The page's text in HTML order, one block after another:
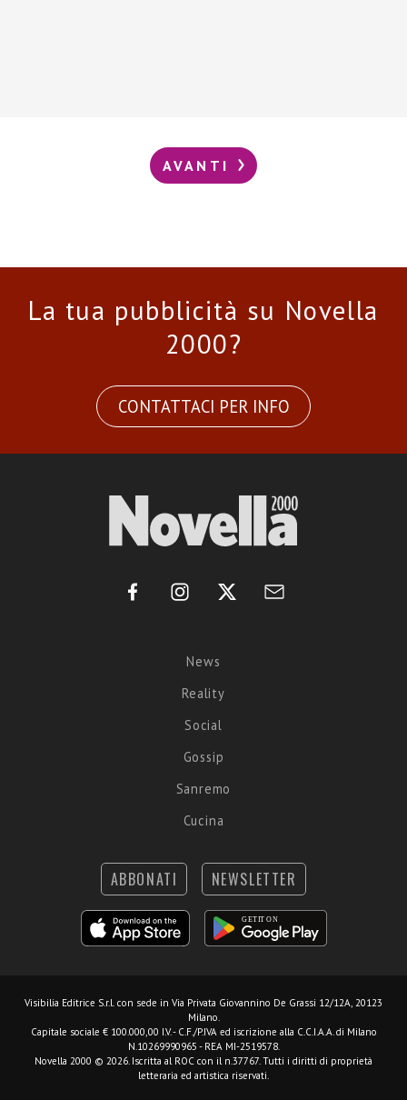
AVANTI
La tua pubblicità su Novella
2000?
CONTATTACI PER INFO
News
Reality
Social
Gossip
Sanremo
Cucina
ABBONATI NEWSLETTER
Visibilia Editrice S.r.l. con sede in Via Privata Giovannino De Grassi 12/12A, 20123
Milano.
Capitale sociale € 100.000,00 I.V. - C.F./P.IVA ed iscrizione alla C.C.I.A.A. di Milano
N.10269990965 - REA MI-2519578.
Novella 2000 © 2026. Iscritta al ROC con il n.37767. Tutti i diritti di proprietà
letteraria ed artistica riservati.